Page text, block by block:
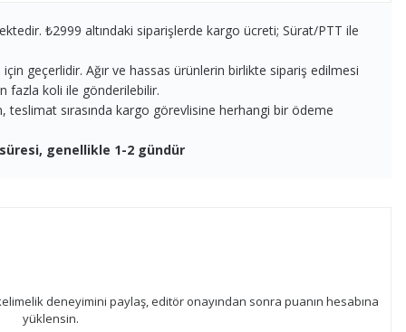
₺2999 altındaki siparişlerde kargo ücreti; Sürat/PTT ile
geçerlidir. Ağır ve hassas ürünlerin birlikte sipariş edilmesi
fazla koli ile gönderilebilir.
teslimat sırasında kargo görevlisine herhangi bir ödeme
genellikle 1-2 gündür
deneyimini paylaş, editör onayından sonra puanın hesabına
yüklensin.